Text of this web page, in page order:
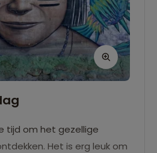
tijd om het gezellige
Het is erg leuk om